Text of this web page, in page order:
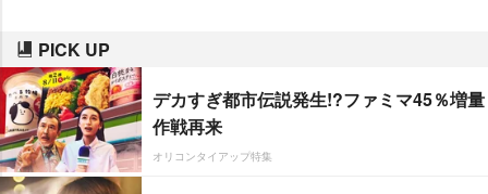
PICK UP
デカすぎ都市伝説発生!?ファミマ45％増量
作戦再来
オリコンタイアップ特集